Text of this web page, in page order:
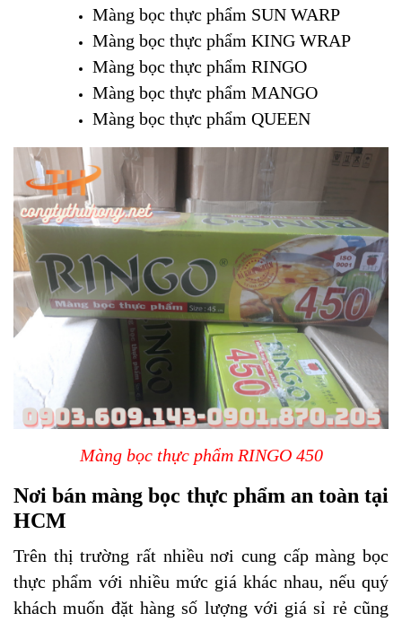
Màng bọc thực phẩm SUN WARP
Màng bọc thực phẩm KING WRAP
Màng bọc thực phẩm RINGO
Màng bọc thực phẩm MANGO
Màng bọc thực phẩm QUEEN
Màng bọc thực phẩm RINGO 450
Nơi bán màng bọc thực phẩm an toàn tại
HCM
Trên thị trường rất nhiều nơi cung cấpmàng bọc
thực phẩm với nhiều mức giá khác nhau, nếu quý
khách muốn đặt hàng số lượng với giá sỉ rẻ cũng